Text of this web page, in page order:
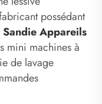
possédant
Appareils
mini machines à
de lavage